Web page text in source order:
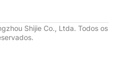
Shijie Co., Ltda. Todos os